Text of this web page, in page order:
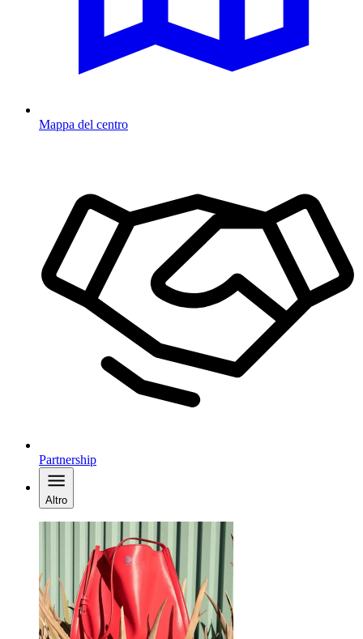
Mappa del centro
Partnership
Altro